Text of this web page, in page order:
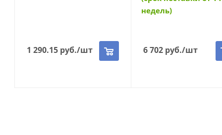
1 290.15 руб./шт
недель)
6 702руб./шт